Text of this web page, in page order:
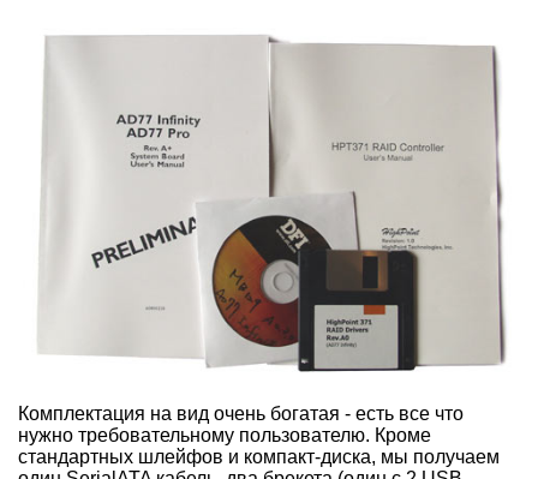
Комплектация на вид очень богатая - есть все что
нужно требовательному пользователю. Кроме
стандартных шлейфов и компакт-диска, мы получаем